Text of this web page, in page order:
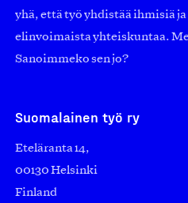
yhä, että työ yhdistää ihmisiä ja
elinvoimaista yhteiskuntaa.
Sanoimmeko sen jo?
Suomalainen työ ry
Eteläranta 14,
00130 Helsinki
Finland